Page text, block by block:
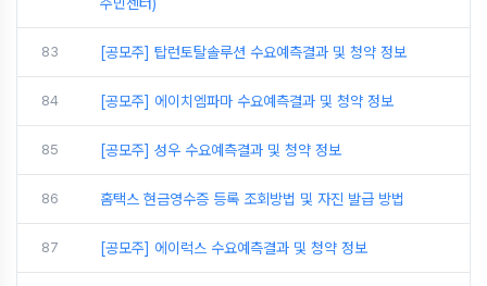
83 [공모주] 탑런토탈솔루션 수요예측결과 및 청약 정보
84 [공모주] 에이치엠파마 수요예측결과 및 청약 정보
85 [공모주] 성우 수요예측결과 및 청약 정보
86 홈택스 현금영수증 등록 조회방법 및 자진 발급 방법
87 [공모주] 에이럭스 수요예측결과 및 청약 정보